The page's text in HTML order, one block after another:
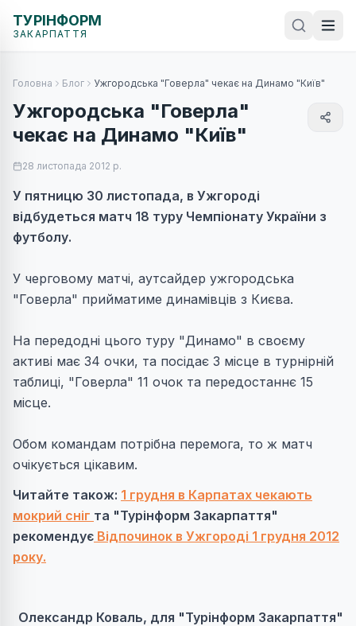
ТУРІНФОРМ
ЗАКАРПАТТЯ
Головна Блог Ужгородська "Говерла" чекає на Динамо "Київ"
Ужгородська "Говерла"
чекає на Динамо "Київ"
28 листопада 2012 р.
У пятницю 30 листопада, в Ужгороді
відбудеться матч 18 туру Чемпіонату України з
футболу.
У черговому матчі, аутсайдер ужгородська
"Говерла" прийматиме динамівців з Києва.
На передодні цього туру "Динамо" в своєму
активі має 34 очки, та посідає 3 місце в турнірній
таблиці, "Говерла" 11 очок та передостаннє 15
місце.
Обом командам потрібна перемога, то ж матч
очікується цікавим.
Читайте також: 1 грудня в Карпатах чекають
мокрий сніг та "Турінформ Закарпаття"
рекомендує Відпочинок в Ужгороді 1 грудня 2012
року.
Олександр Коваль, для "Турінформ Закарпаття"